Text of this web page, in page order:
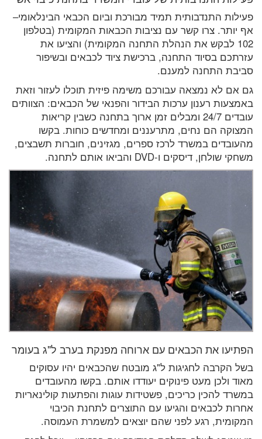
פעילות התנדבותית תמיד מבורכת וביום הכבאי הבינלאומי–
אף יותר. צרו קשר עם נציבות הכבאות המקומית (בטלפון
102 לבקש את הנהלת התחנה המקומית) והציעו את
עזרתכם בסיוד התחנה, ברכישת ציוד לכבאים ובשיפור
סביבת התחנה למענם.
גם אם לא נמצאה עבורכם משימה פיזית תוכלו לעזור וזאת
באמצעות רענון ערכות הבידור והפנאי של הכבאים: הצוותים
עובדים 24/7 ומבלים זמן ארוך בתחנה כשבין קריאות
המצוקה הם נחים, מתרעננים ומחדשים כוחות. בקשו
מהעובדים במשרד לרכז ספרים, מגזינים, חוברות תשבצים,
משחקי שולחן, דיסקים ו-DVD והביאו אותם לתחנה.
הפתיעו את הכבאים עם ארוחה מפנקת בערב ל"ג בעומר
בשל הקרבה לחגיגות ל"ג מובטח שהכבאים יהיו עסוקים
מאוד ולכן מעט פינוקים יעודדו אותם. בקשו מהעובדים
במשרד להכין כריכים, פשטידות עוגות והפתעות קולינאריות
אחרות לכבאים והגיעו עם התוצרים לתחנת הכיבוי
המקומית, רגע לפני שהם יוצאים למשמרת העמוסה.